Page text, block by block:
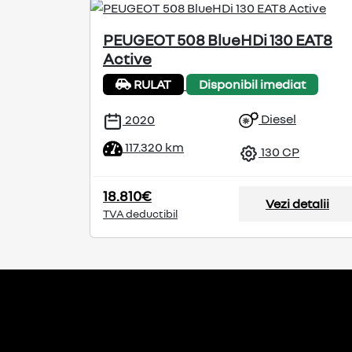
PEUGEOT 508 BlueHDi 130 EAT8
Active
RULAT Disponibil imediat
2020
117.320 km
Diesel
130 CP
18.810€
TVA deductibil
Vezi detalii